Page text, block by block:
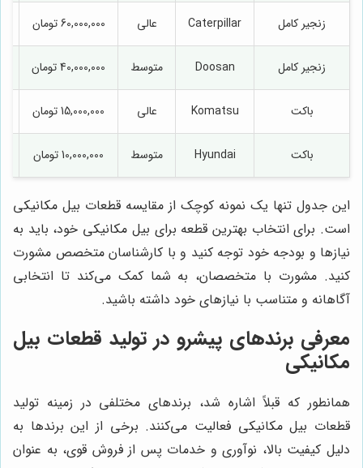
زنجیر کامل Caterpillar عالی 60,000,000 تومان
زنجیر کامل Doosan متوسط 40,000,000 تومان
باکت Komatsu عالی 15,000,000 تومان
باکت Hyundai متوسط 10,000,000 تومان
این جدول تنها یک نمونه کوچک از مقایسه قطعات بیل مکانیکی
است. برای انتخاب بهترین قطعه برای بیل مکانیکی خود، باید به
نیازها و بودجه خود توجه کنید و با کارشناسان متخصص مشورت
کنید. مشورت با متخصصان، به شما کمک می‌کند تا انتخابی
آگاهانه و متناسب با نیازهای خود داشته باشید.
معرفی برندهای پیشرو در تولید قطعات بیل
مکانیکی
همانطور که قبلاً اشاره شد، برندهای مختلفی در زمینه تولید
قطعات بیل مکانیکی فعالیت می‌کنند. برخی از این برندها به
دلیل کیفیت بالا، نوآوری و خدمات پس از فروش قوی، به عنوان